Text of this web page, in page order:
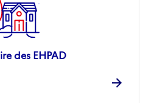
des EHPAD